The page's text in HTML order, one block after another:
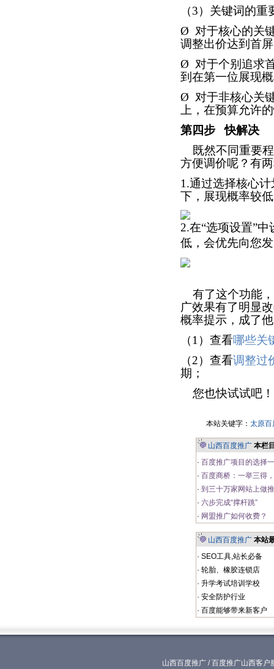
（3）关键词的重
Ø 对于核心的关
调整出价达到首
Ø 对于个别追求
到在第一位展现
Ø 对于非核心关
上，在预算允许
第四步
快解决
既然不同重要程
方便调价呢？有
1.通过选择核心
下，展现概率较
2.在“选项设置”
低，会优先向您
有了这个功能，
广效果有了明显
概率提示，成了
（1 ）查看哪些关
（2）查看调整过
期；
您也快试试吧！
本站关键字： 太原百
山西百度推广 本栏
· 百度推广项目的选择
· 百度商桥：一举三得
· 到三十万家网站上做
· 六步完成“撑杆跳”
· 网盟推广如何收费？
山西百度推广 本站
· SEO工具,站长必备
· 轮胎、橡胶连锁店
· 升学考试培训学校
· 安全防护行业
· 百度能够带来新客户
山西百度推广/百度推广山西客户